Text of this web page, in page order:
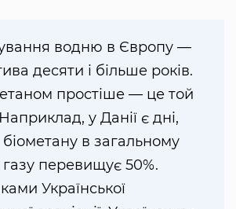
водню в Європу —
десяти і більше років.
простіше — це той
у Данії є дні,
в загальному
перевищує 50%.
Української